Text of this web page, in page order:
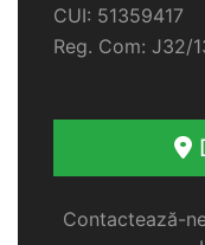
CUI: 51359417
Reg. Com: J32/
Contactează-